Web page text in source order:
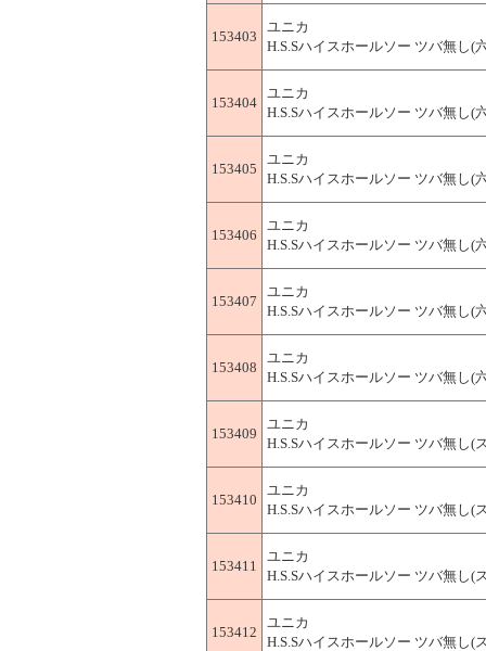
153403
ユニカ
H.S.Sハイスホールソー ツバ無し(
153404
ユニカ
H.S.Sハイスホールソー ツバ無し(
153405
ユニカ
H.S.Sハイスホールソー ツバ無し(
153406
ユニカ
H.S.Sハイスホールソー ツバ無し(
153407
ユニカ
H.S.Sハイスホールソー ツバ無し(
153408
ユニカ
H.S.Sハイスホールソー ツバ無し(
153409
ユニカ
H.S.Sハイスホールソー ツバ無し(
153410
ユニカ
H.S.Sハイスホールソー ツバ無し(
153411
ユニカ
H.S.Sハイスホールソー ツバ無し(
153412
ユニカ
H.S.Sハイスホールソー ツバ無し(